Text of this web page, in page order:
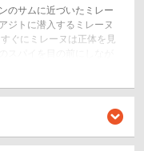
のサムに近づいたミレー
ジトに潜入するミレーヌ
ぐにミレーヌは正体を見
スパイを目の前にしなが
ムの暖かな優しさと彼が